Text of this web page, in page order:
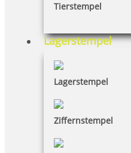
Tierstempel
Lagerstempel
Lagerstempel
Ziffernstempel